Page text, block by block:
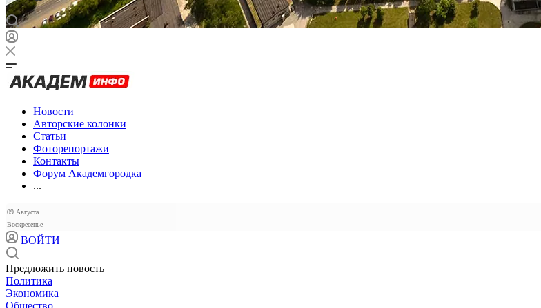
Новости
Авторские колонки
Статьи
Фоторепортажи
Контакты
Форум Академгородка
...
09 Августа
Воскресенье
ВОЙТИ
Предложить новость
Политика
Экономика
Общество